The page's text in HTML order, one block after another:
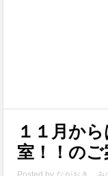
１１月か
室！！のご